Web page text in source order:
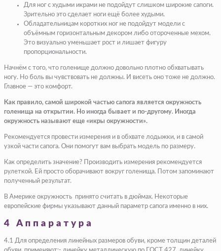
Для ног с худыми икрами не подойдут слишком широкие сапоги.
Зрительно это сделает ноги ещё более худыми.
Обладательницам коротких ног не подойдут модели с
объёмным горизонтальным декором либо отороченные мехом.
Это визуально уменьшает рост и лишает фигуру
пропорциональности.
Начнём с того, что голенище должно довольно плотно обхватывать
ногу. Но боль вы чувствовать не должны. И висеть оно тоже не должно.
Главное — это комфорт.
Как правило, самой широкой частью сапога является окружность
голенища на открытии. Но иногда бывает и по-другому. Иногда
окружность называют еще «икры окружности».
Рекомендуется провести измерения и в обхвате лодыжки, и в самой
узкой части сапога. Они помогут вам выбрать модель по размеру.
Как определить значение? Производить измерения рекомендуется
рулеткой. Ей просто оборачивают вокруг голенища. Потом запоминают
полученный результат.
В Америке окружность принято считать в дюймах. Некоторые
европейские фирмы указывают данный параметр сапога именно в них.
4 Аппаратура
4.1 Для определения линейных размеров обуви, кроме толщин деталей